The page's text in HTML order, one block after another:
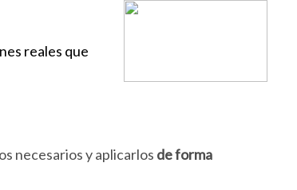
reales que
necesarios y aplicarlos de forma